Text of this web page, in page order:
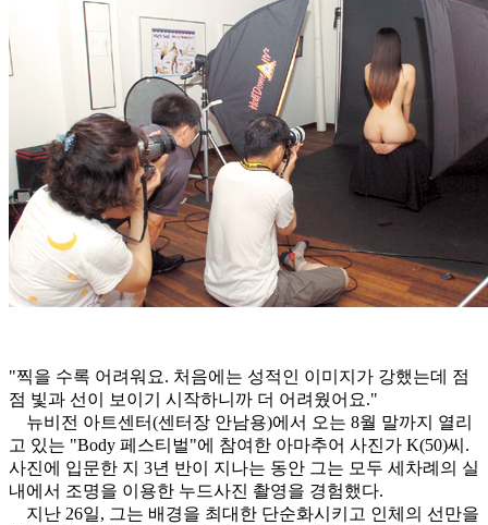
"찍을 수록 어려워요. 처음에는 성적인 이미지가 강했는데 점
점 빛과 선이 보이기 시작하니까 더 어려웠어요."
뉴비전 아트센터(센터장 안남용)에서 오는 8월 말까지 열리
고 있는 "Body 페스티벌"에 참여한 아마추어 사진가 K(50)씨.
사진에 입문한 지 3년 반이 지나는 동안 그는 모두 세차례의 실
내에서 조명을 이용한 누드사진 촬영을 경험했다.
지난 26일, 그는 배경을 최대한 단순화시키고 인체의 선만을